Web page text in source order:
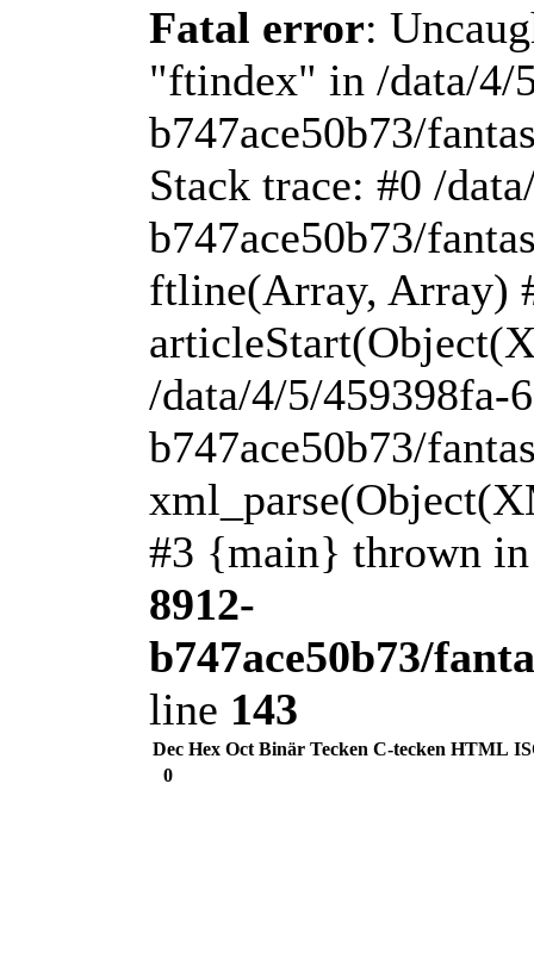
Fatal error:
"ftindex" in /data/4/
b747ace50b73/
Stack trace: #0 /
b747ace50b73/
ftline(Array, Array)
/data/4/5/459398fa-
b747ace50b73/
#3 {main} thrown
8912-
b747ace50b73/
line 143
Dec Hex Oct Binär Tecken C-tecken HTML
0